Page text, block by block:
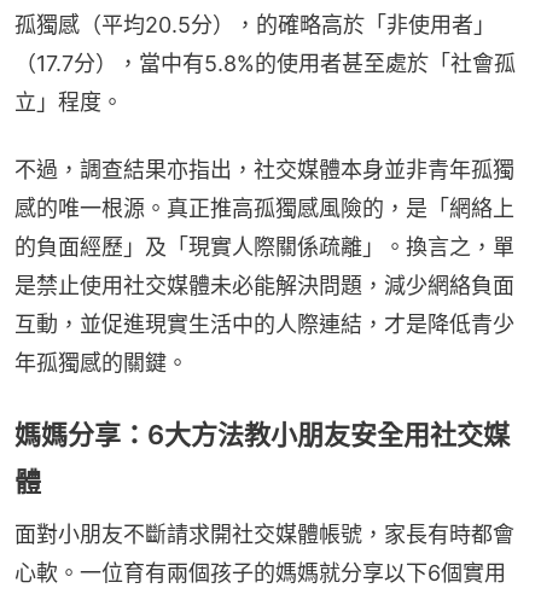
孤獨感（平均20.5分），的確略高於「非使用者」
（17.7分），當中有5.8%的使用者甚至處於「社會孤
立」程度。
不過，調查結果亦指出，社交媒體本身並非青年孤獨
感的唯一根源。真正推高孤獨感風險的，是「網絡上
的負面經歷」及「現實人際關係疏離」。換言之，單
是禁止使用社交媒體未必能解決問題，減少網絡負面
互動，並促進現實生活中的人際連結，才是降低青少
年孤獨感的關鍵。
媽媽分享：6大方法教小朋友安全用社交媒
體
面對小朋友不斷請求開社交媒體帳號，家長有時都會
心軟。一位育有兩個孩子的媽媽就分享以下6個實用